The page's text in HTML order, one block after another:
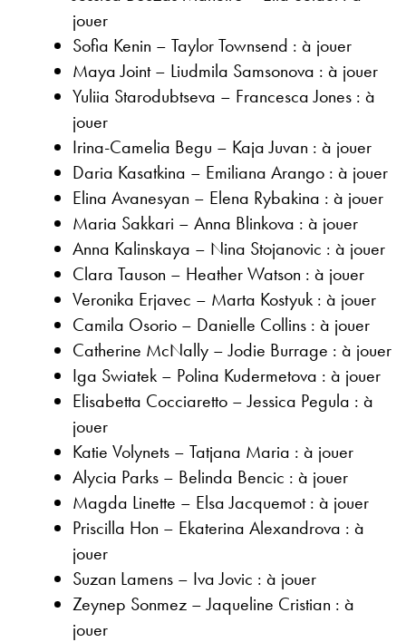
jouer
Sofia Kenin – Taylor Townsend : à jouer
Maya Joint – Liudmila Samsonova : à jouer
Yuliia Starodubtseva – Francesca Jones : à
jouer
Irina-Camelia Begu – Kaja Juvan : à jouer
Daria Kasatkina – Emiliana Arango : à jouer
Elina Avanesyan – Elena Rybakina : à jouer
Maria Sakkari – Anna Blinkova : à jouer
Anna Kalinskaya – Nina Stojanovic : à jouer
Clara Tauson – Heather Watson : à jouer
Veronika Erjavec – Marta Kostyuk : à jouer
Camila Osorio – Danielle Collins : à jouer
Catherine McNally – Jodie Burrage : à jouer
Iga Swiatek – Polina Kudermetova : à jouer
Elisabetta Cocciaretto – Jessica Pegula : à
jouer
Katie Volynets – Tatjana Maria : à jouer
Alycia Parks – Belinda Bencic : à jouer
Magda Linette – Elsa Jacquemot : à jouer
Priscilla Hon – Ekaterina Alexandrova : à
jouer
Suzan Lamens – Iva Jovic : à jouer
Zeynep Sonmez – Jaqueline Cristian : à
jouer